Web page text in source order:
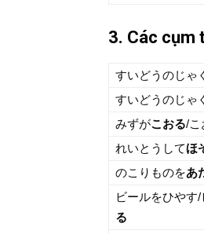
3. Các cụm
すいどうのじゃ
すいどうのじゃ
みずがこおる/こ
れいとうしてほ
のこりものをあ
ビールをひやす
る